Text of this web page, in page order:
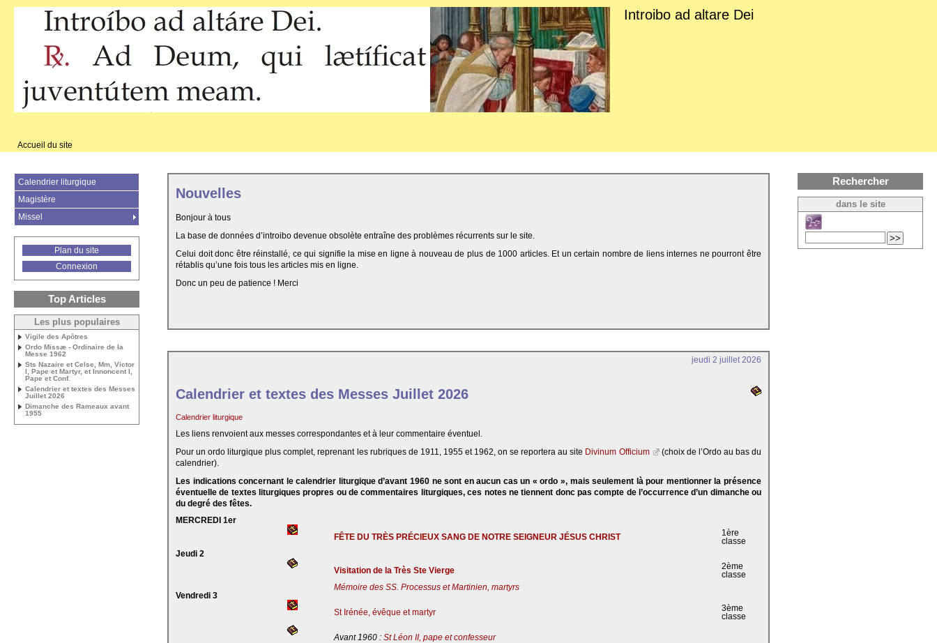
Introibo ad altare Dei
Accueil du site
Nouvelles
Bonjour à tous
La base de données d’introibo devenue obsolète entraîne des problèmes récurrents sur le site.
Celui doit donc être réinstallé, ce qui signifie la mise en ligne à nouveau de plus de 1000 articles. Et un certain nombre de liens internes ne pourront être
rétablis qu’une fois tous les articles mis en ligne.
Donc un peu de patience ! Merci
jeudi 2 juillet 2026
Calendrier et textes des Messes Juillet 2026
Calendrier liturgique
Les liens renvoient aux messes correspondantes et à leur commentaire éventuel.
Pour un ordo liturgique plus complet, reprenant les rubriques de 1911, 1955 et 1962, on se reportera au site Divinum Officium
(choix de l’Ordo au bas du
calendrier).
Les indications concernant le calendrier liturgique d’avant 1960 ne sont en aucun cas un « ordo », mais seulement là pour mentionner la présence
éventuelle de textes liturgiques propres ou de commentaires liturgiques, ces notes ne tiennent donc pas compte de l’occurrence d’un dimanche ou
du degré des fêtes.
MERCREDI 1er
FÊTE DU TRÈS PRÉCIEUX SANG DE NOTRE SEIGNEUR JÉSUS CHRIST
1ère
classe
Jeudi 2
Visitation de la Très Ste Vierge
2ème
classe
Mémoire des SS. Processus et Martinien, martyrs
Vendredi 3
St Irénée, évêque et martyr
3ème
classe
Avant 1960 : St Léon II, pape et confesseur
Calendrier liturgique
Magistère
Missel
Plan du site
Connexion
Top Articles
Les plus populaires
Vigile des Apôtres
Ordo Missæ - Ordinaire de la
Messe 1962
Sts Nazaire et Celse, Mm, Victor
I, Pape et Martyr, et Innoncent I,
Pape et Conf.
Calendrier et textes des Messes
Juillet 2026
Dimanche des Rameaux avant
1955
Rechercher
dans le site